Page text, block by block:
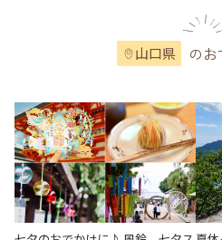
山口県 の